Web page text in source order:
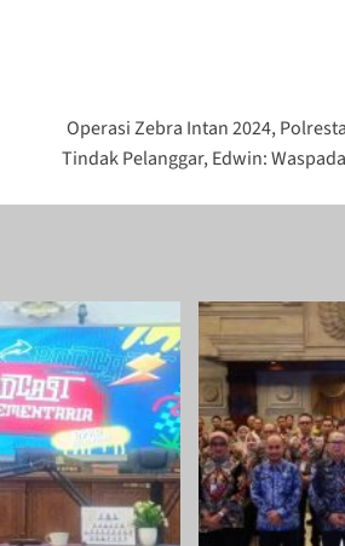
Operasi Zebra Intan 2024,
Tindak Pelanggar, Edwin: